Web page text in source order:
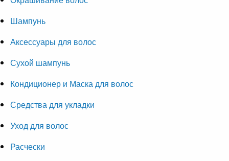
Шампунь
Аксессуары для волос
Сухой шампунь
Кондиционер и Маска для волос
Средства для укладки
Уход для волос
Расчески